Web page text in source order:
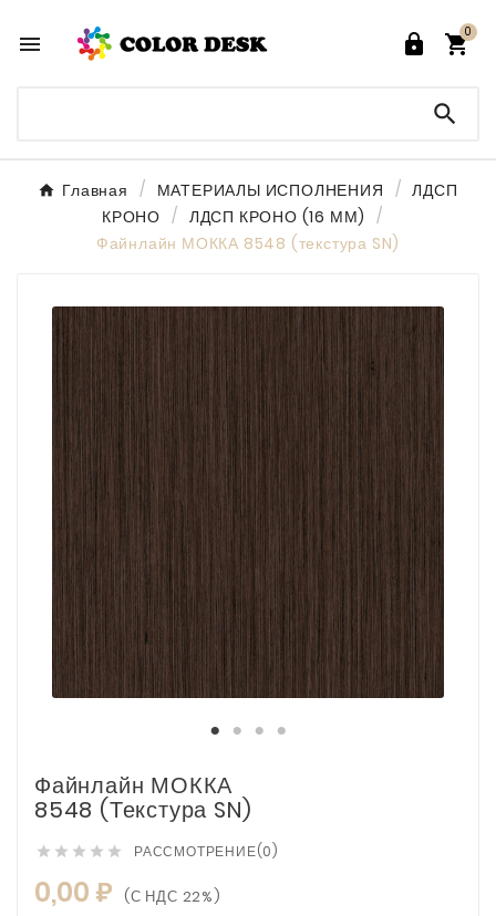
  
0

Главная МАТЕРИАЛЫ ИСПОЛНЕНИЯ
ЛДСП
КРОНО
ЛДСП КРОНО (16 ММ)
Файнлайн МОККА 8548 (текстура SN)
Файнлайн МОККА
8548 (текстура SN)
     РАССМОТРЕНИЕ(0)
0,00 ₽ (С НДС 22%)